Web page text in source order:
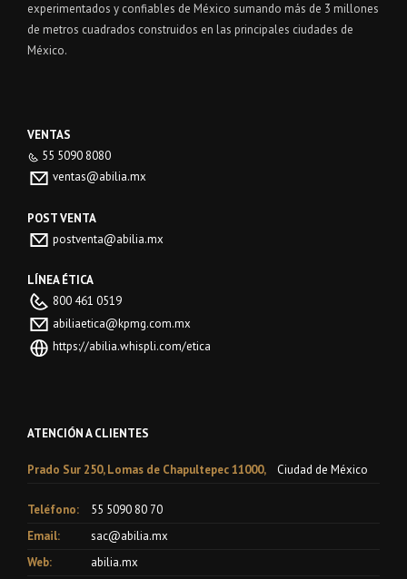
experimentados y confiables de México sumando más de 3 millones
de metros cuadrados construidos en las principales ciudades de
México.
VENTAS
55 5090 8080
ventas@abilia.mx
POST VENTA
postventa@abilia.mx
LÍNEA ÉTICA
800 461 0519
abiliaetica@kpmg.com.mx
https://abilia.whispli.com/etica
ATENCIÓN A CLIENTES
Prado Sur 250, Lomas de Chapultepec 11000, Ciudad de México
Teléfono:
55 5090 80 70
Email:
sac@abilia.mx
Web:
abilia.mx